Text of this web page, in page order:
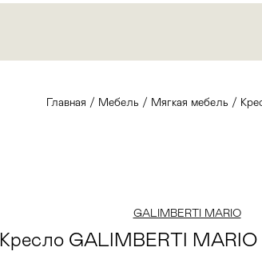
Главная / Мебель / Мягкая мебель /
GALIMBERTI MARIO
Кресло GALIMBERTI